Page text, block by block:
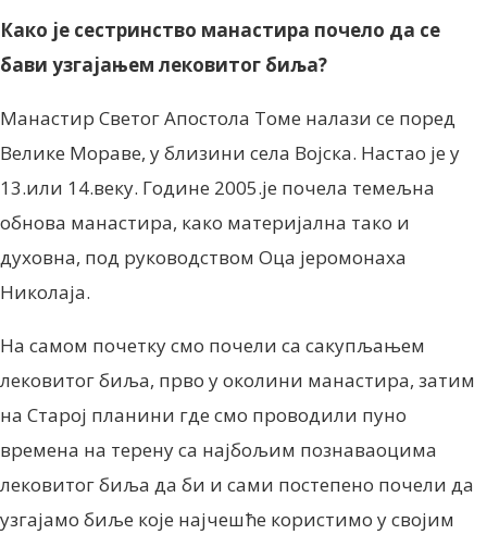
Како је сестринство манастира почело да се
бави узгајањем лековитог биља?
Манастир Светог Апостола Томе налази се поред
Велике Мораве, у близини села Војска. Настао је у
13.или 14.веку. Године 2005.је почела темељна
обнова манастира, како материјална тако и
духовна, под руководством Оца јеромонаха
Николаја.
На самом почетку смо почели са сакупљањем
лековитог биља, прво у околини манастира, затим
на Старој планини где смo проводили пуно
времена на терену са најбољим познаваоцима
лековитог биља да би и сами постепено почели да
узгајамо биље које најчешће користимо у својим